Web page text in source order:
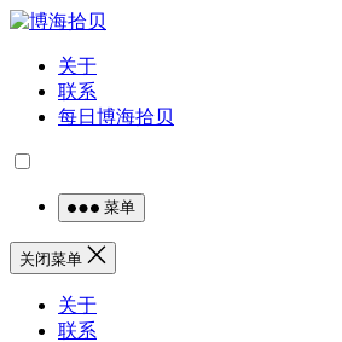
关于
联系
每日博海拾贝
菜单
关闭菜单
关于
联系